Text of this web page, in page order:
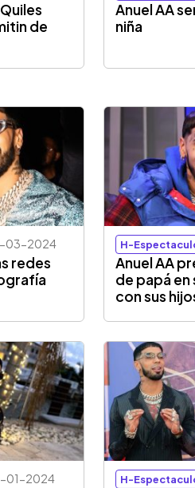
de
Anuel AA
niña
03-2024
redes
H-
Anuel AA
de papá
con sus
01-2024 H-